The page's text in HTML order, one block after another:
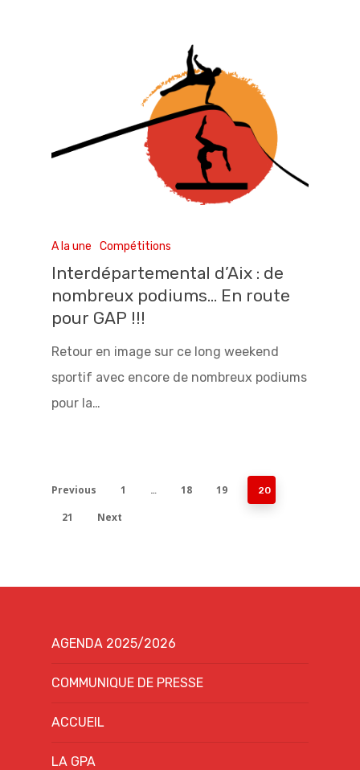
A la une Compétitions
Interdépartemental d’Aix : de
nombreux podiums… En route
pour GAP !!!
Retour en image sur ce long weekend
sportif avec encore de nombreux podiums
pour la…
Previous 1 … 18 19 20
21 Next
AGENDA 2025/2026
COMMUNIQUE DE PRESSE
ACCUEIL
LA GPA